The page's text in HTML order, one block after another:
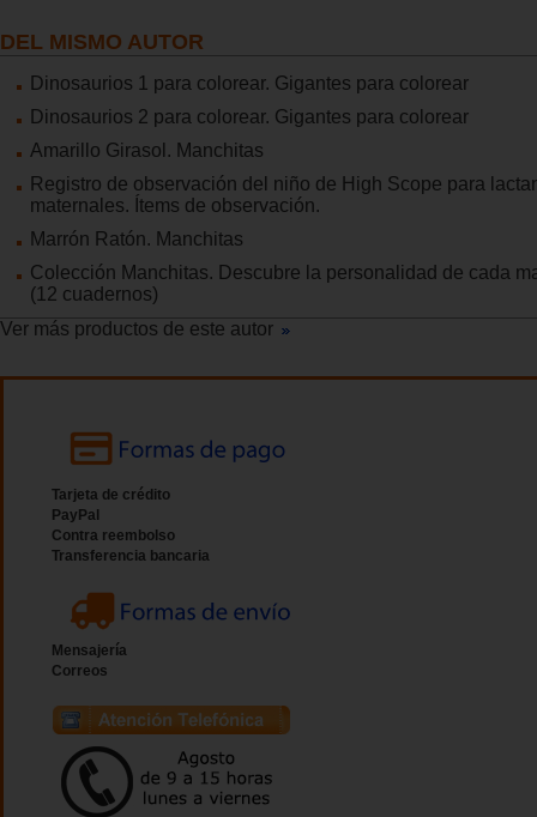
DEL MISMO AUTOR
Dinosaurios 1 para colorear. Gigantes para colorear
Dinosaurios 2 para colorear. Gigantes para colorear
Amarillo Girasol. Manchitas
Registro de observación del niño de High Scope para
maternales. Ítems de observación.
Marrón Ratón. Manchitas
Colección Manchitas. Descubre la personalidad de cada
(12 cuadernos)
Ver más productos de este autor
Tarjeta de crédito
PayPal
Contra reembolso
Transferencia bancaria
Mensajería
Correos